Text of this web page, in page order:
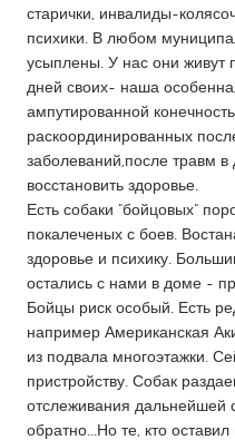
SINGAPORE
Singapore
UNITED KINGDOM
UNITED STATES
Baltimore, MD
Burlingame-San Mateo, CA
Chicago, IL
Detroit, MI
старички, инвалиды-
психики. В любом
усыплены. У нас они живут
дней своих- наша
ампутированной
раскоординированных
заболеваний,после травм
восстановить здоровье.
Есть собаки "бойцовых"
покалеченых с боев.
здоровье и психику.
остались с нами в доме -
Бойцы риск особый. Есть
например Американская
из подвала многоэтажки.
пристройству. Собак
отслеживания дальнейшей
обратно...Но те, кто